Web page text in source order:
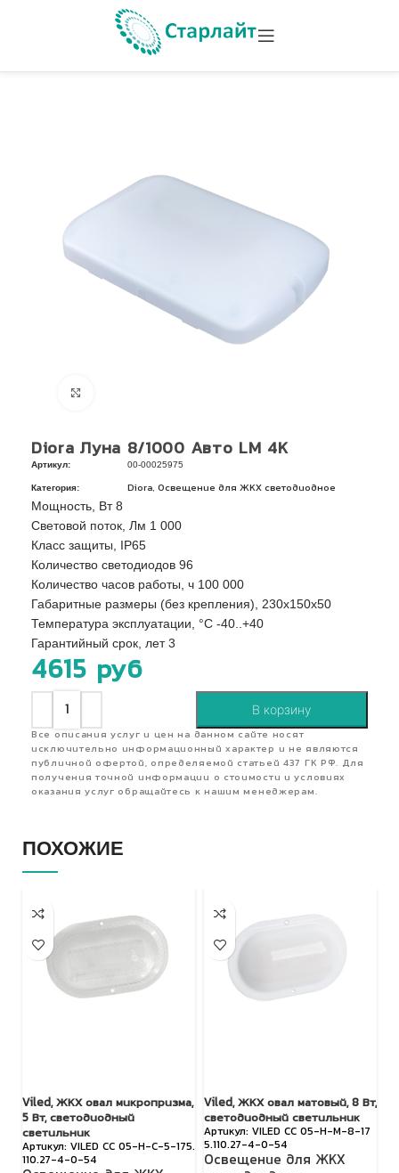
Diora Луна 8/1000 Авто LM 4K
Артикул: 00-00025975
Категория: Diora Освещение для ЖКХ светодиодное
Мощность, Вт 8
Световой поток, Лм 1 000
Класс защиты, IP65
Количество светодиодов 96
Количество часов работы, ч 100 000
Габаритные размеры (без крепления), 230х150х50
Температура эксплуатации, °C -40..+40
Гарантийный срок, лет 3
4615 руб
В корзину
Все описания услуг и цен на данном сайте носят
исключительно информационный характер и не являются
публичной офертой, определяемой статьей 437 ГК РФ. Для
получения точной информации о стоимости и условиях
оказания услуг обращайтесь к нашим менеджерам.
ПОХОЖИЕ
Viled, ЖКХ овал микропризма,
5 Вт, светодиодный
светильник
VILED CC 05-Н-С-5-175.
110.27-4-0-54
Viled, ЖКХ овал матовый, 8 Вт,
светодиодный светильник
VILED СС 05-Н-М-8-17
5.110.27-4-0-54
Освещение для ЖКХ